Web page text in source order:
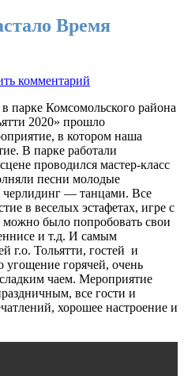
Время
комментарий
Комсомольского района
2020» прошло
в котором наша
В парке работали
проводился мастер-класс
песни молодые
черлидинг — танцами. Все
в веселых эстафетах, игре с
можно было попробовать свои
и т.д. И самым
г.о. Тольятти, гостей и
угощение горячей, очень
чаем. Мероприятие
все гости и
хорошее настроение и